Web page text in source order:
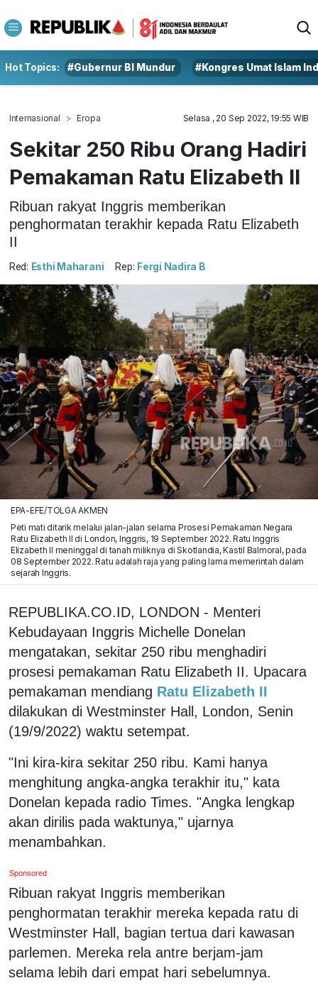
Hot Topics: #Gubernur BI Mundur #Kongres Umat Islam
Internasional Eropa Selasa , 20 Sep 2022, 19:55 WIB
Sekitar 250 Ribu Orang Hadiri
Pemakaman Ratu Elizabeth II
Ribuan rakyat Inggris memberikan
penghormatan terakhir kepada Ratu Elizabeth
II
Red: Esthi Maharani Rep: Fergi Nadira B
EPA-EFE/TOLGA AKMEN
Peti mati ditarik melalui jalan-jalan selama Prosesi Pemakaman Negara
Ratu Elizabeth II di London, Inggris, 19 September 2022. Ratu Inggris
Elizabeth II meninggal di tanah miliknya di Skotlandia, Kastil Balmoral, pada
08 September 2022. Ratu adalah raja yang paling lama memerintah dalam
sejarah Inggris.
REPUBLIKA.CO.ID, LONDON - Menteri
Kebudayaan Inggris Michelle Donelan
mengatakan, sekitar 250 ribu menghadiri
prosesi pemakaman Ratu Elizabeth II. Upacara
pemakaman mendiang Ratu Elizabeth II
dilakukan di Westminster Hall, London, Senin
(19/9/2022) waktu setempat.
"Ini kira-kira sekitar 250 ribu. Kami hanya
menghitung angka-angka terakhir itu," kata
Donelan kepada radio Times. "Angka lengkap
akan dirilis pada waktunya," ujarnya
menambahkan.
Sponsored
Ribuan rakyat Inggris memberikan
penghormatan terakhir mereka kepada ratu di
Westminster Hall, bagian tertua dari kawasan
parlemen. Mereka rela antre berjam-jam
selama lebih dari empat hari sebelumnya.